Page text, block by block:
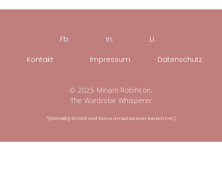
Fb. In. Li.
Kontakt Impressum Datenschutz
© 2025 Miriam Robinson,
The Wardrobe Whisperer
*(Gemäß § 19 UStG wird keine Umsatzsteuer berechnet.)